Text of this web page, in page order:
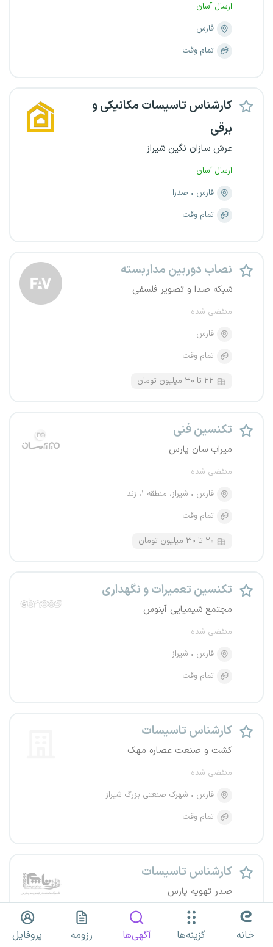
ارسال آسان
فارس
تمام وقت
کارشناس تاسیسات مکانیکی و
برقی
عرش سازان نگین شیراز
ارسال آسان
فارس
صدرا
تمام وقت
نصاب دوربین مداربسته
شبکه صدا و تصویر فلسفی
منقضی شده
فارس
تمام وقت
۲۲ تا ۳۰ میلیون تومان
تکنسین فنی
میراب سان پارس
منقضی شده
فارس
شیراز، منطقه ۱، زند
تمام وقت
۲۰ تا ۳۰ میلیون تومان
تکنسین تعمیرات و نگهداری
مجتمع شیمیایی آبنوس
منقضی شده
فارس
شیراز
تمام وقت
کارشناس تاسیسات
کشت و صنعت عصاره مهک
منقضی شده
فارس
شهرک صنعتی بزرگ شیراز
تمام وقت
کارشناس تاسیسات
صدر تهویه پارس
منقضی شده
فارس
شهرک صنعتی بزرگ شیراز خانه گزینه‌ها آگهی‌ها رزومه پروفایل